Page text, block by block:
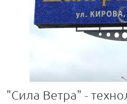
"Сила Ветра" -